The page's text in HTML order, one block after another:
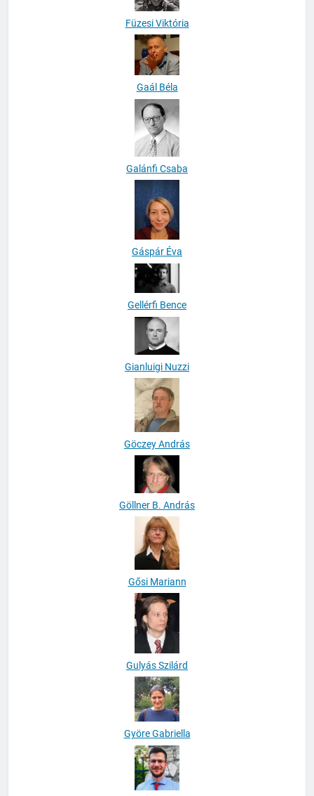
Füzesi Viktória
Gaál Béla
Galánfi Csaba
Gáspár Éva
Gellérfi Bence
Gianluigi Nuzzi
Göczey András
Göllner B. András
Gősi Mariann
Gulyás Szilárd
Györe Gabriella